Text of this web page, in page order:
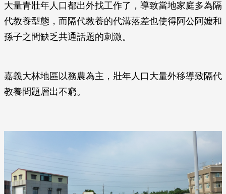
大量青壯年人口都出外找工作了，導致當地家庭多為隔
代教養型態，而隔代教養的代溝落差也使得阿公阿嬤和
孫子之間缺乏共通話題的刺激。
嘉義大林地區以務農為主，壯年人口大量外移導致隔代
教養問題層出不窮。